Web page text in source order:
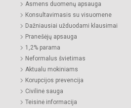
Asmens duomenų apsauga
Konsultavimasis su visuomene
Dažniausiai užduodami klausimai
Pranešėjų apsauga
1,2% parama
Neformalus švietimas
Aktualu mokiniams
Korupcijos prevencija
Civilinė sauga
Teisinė informacija